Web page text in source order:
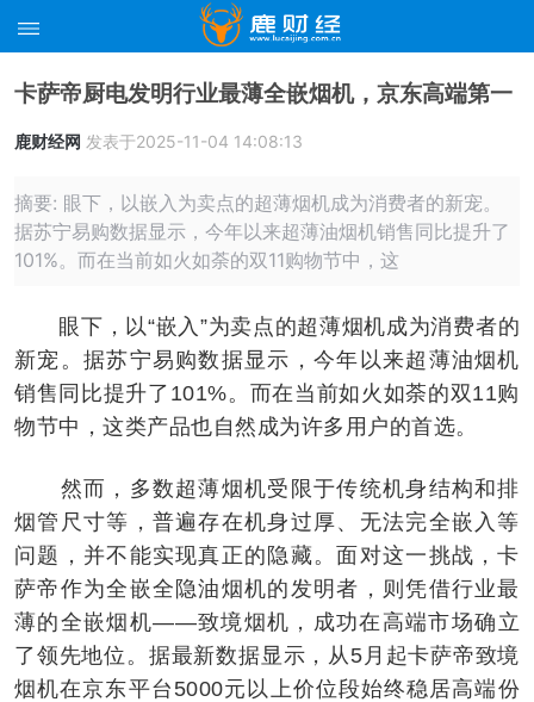
卡萨帝厨电发明行业最薄全嵌烟机，京东高端第一
鹿财经网 发表于2025-11-04 14:08:13
摘要: 眼下，以嵌入为卖点的超薄烟机成为消费者的新宠。
据苏宁易购数据显示，今年以来超薄油烟机销售同比提升了
101%。而在当前如火如荼的双11购物节中，这
眼下，以“嵌入”为卖点的超薄烟机成为消费者的
新宠。据苏宁易购数据显示，今年以来超薄油烟机
销售同比提升了101%。而在当前如火如荼的双11购
物节中，这类产品也自然成为许多用户的首选。
然而，多数超薄烟机受限于传统机身结构和排
烟管尺寸等，普遍存在机身过厚、无法完全嵌入等
问题，并不能实现真正的隐藏。面对这一挑战，卡
萨帝作为全嵌全隐油烟机的发明者，则凭借行业最
薄的全嵌烟机——致境烟机，成功在高端市场确立
了领先地位。据最新数据显示，从5月起卡萨帝致境
烟机在京东平台5000元以上价位段始终稳居高端份